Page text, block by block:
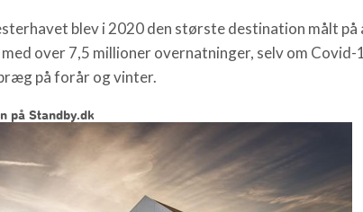
blev i 2020 den største destination målt på
over 7,5 millioner overnatninger, selv om Covid-
på forår og vinter.
på Standby.dk